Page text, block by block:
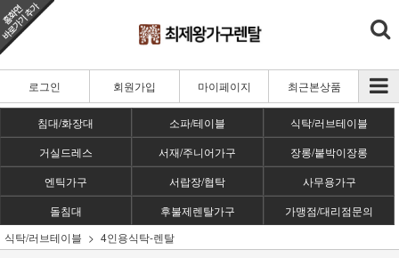
로그인 회원가입 마이페이지 최근본상품
침대/화장대 소파/테이블
식탁/러브테이블
거실드레스
서재/주니어가구
장롱/붙박이장롱
엔틱가구
서랍장/협탁
사무용가구
돌침대
후불제렌탈가구
가맹점/대리점문의
식탁/러브테이블
4인용식탁-렌탈